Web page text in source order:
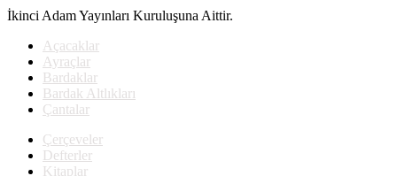
İkinci Adam Yayınları Kuruluşuna Aittir.
Açacaklar
Ayraçlar
Bardaklar
Bardak Altlıkları
Çantalar
Çerçeveler
Defterler
Kitaplar